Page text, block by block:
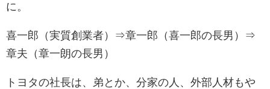
に。
喜一郎（実質創業者）⇒章一郎（喜一郎の長男）⇒
章夫（章一朗の長男）
トヨタの社長は、弟とか、分家の人、外部人材もや